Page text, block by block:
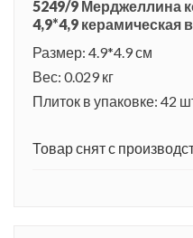
5249/9 Мерджеллина
4,9*4,9 керамическая
Размер: 4.9*4.9 см
Вес: 0.029 кг
Плиток в упаковке: 42
Товар снят с